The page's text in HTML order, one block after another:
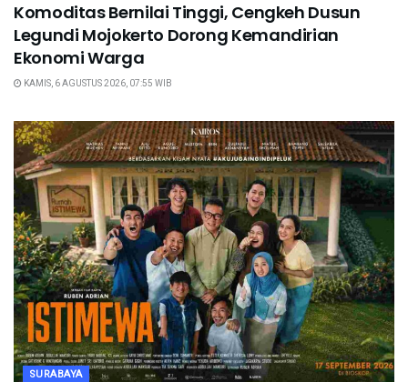
Komoditas Bernilai Tinggi, Cengkeh Dusun
Legundi Mojokerto Dorong Kemandirian
Ekonomi Warga
KAMIS, 6 AGUSTUS 2026, 07:55 WIB
SURABAYA